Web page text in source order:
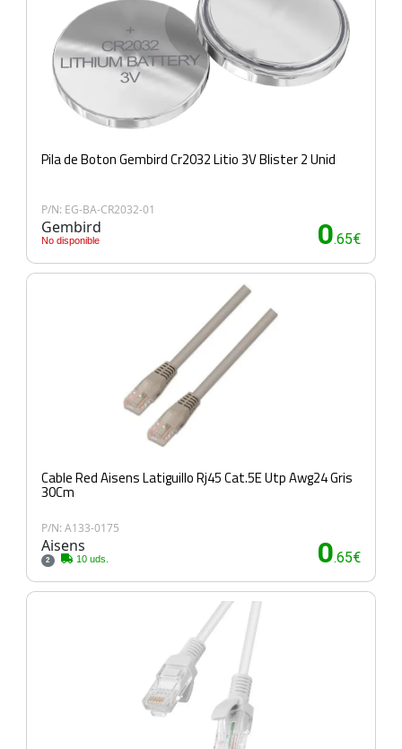
Pila de Boton Gembird Cr2032 Litio 3V Blister 2 Unid
P/N: EG-BA-CR2032-01
Gembird
No disponible 0.65€
Cable Red Aisens Latiguillo Rj45 Cat.5E Utp Awg24 Gris
30Cm
P/N: A133-0175
Aisens
2 10 uds. 0.65€